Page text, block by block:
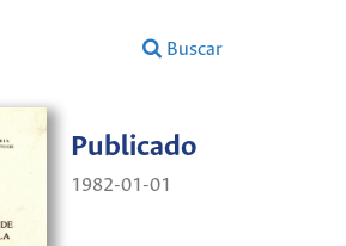
Buscar
Publicado
1982-01-01